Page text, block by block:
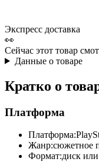
Экспресс доставка
👀
Сейчас этот товар
Данные о товаре
Кратко о
Платформа
Платформа:
Жанр:сюжетное
Формат:диск